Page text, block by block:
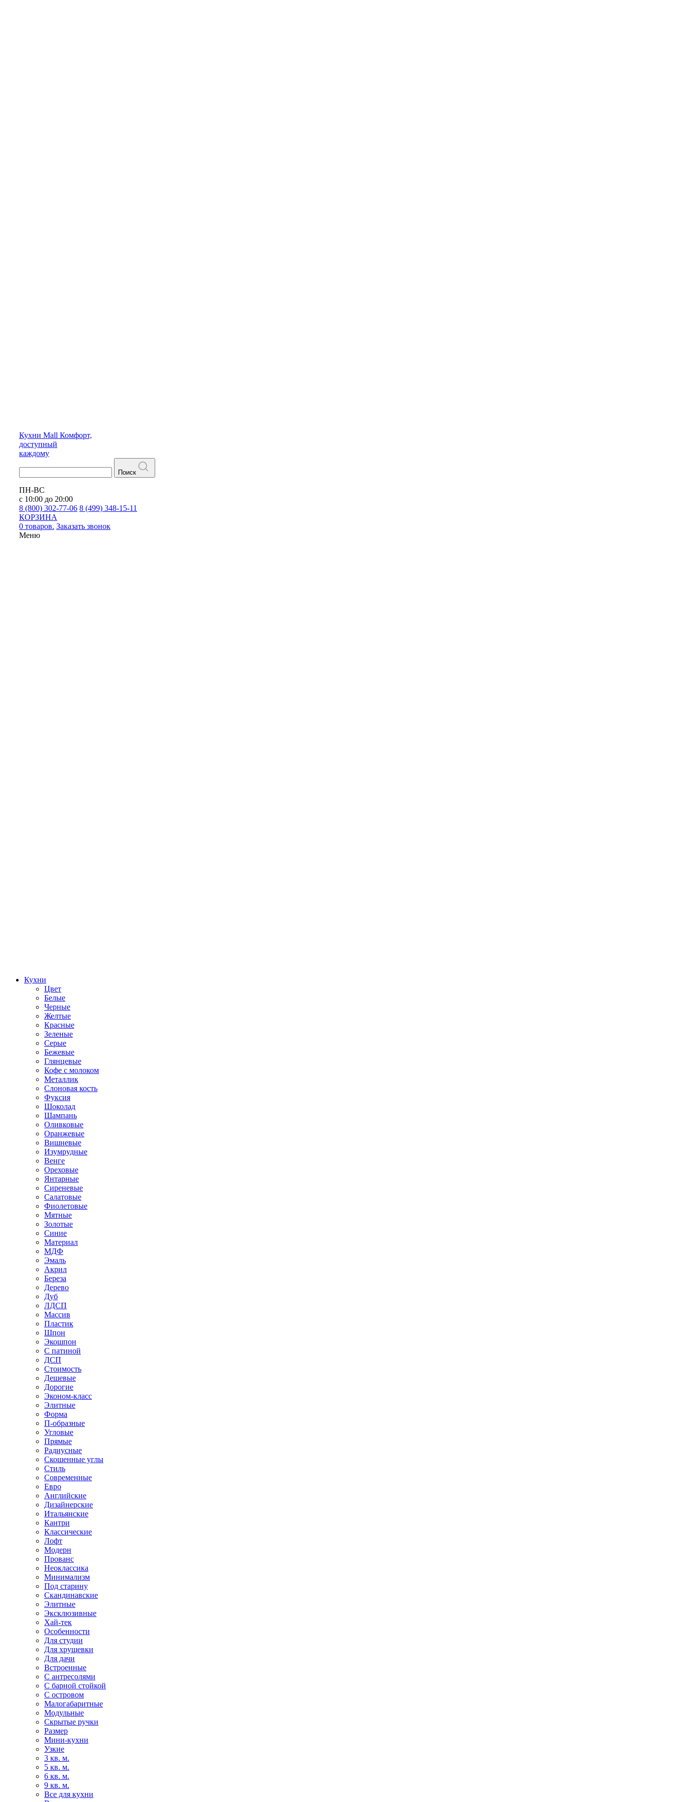
Кухни Mall Комфорт,
доступный
каждому
Поиск
ПН-ВС
с 10:00 до 20:00
8 (800) 302-77-06 8 (499) 348-15-11
КОРЗИНА
0 товаров. Заказать звонок
Меню
Кухни
Цвет
Белые
Черные
Желтые
Красные
Зеленые
Серые
Бежевые
Глянцевые
Кофе с молоком
Металлик
Слоновая кость
Фуксия
Шоколад
Шампань
Оливковые
Оранжевые
Вишневые
Изумрудные
Венге
Ореховые
Янтарные
Сиреневые
Салатовые
Фиолетовые
Мятные
Золотые
Синие
Материал
МДФ
Эмаль
Акрил
Береза
Дерево
Дуб
ЛДСП
Массив
Пластик
Шпон
Экошпон
С патиной
ДСП
Стоимость
Дешевые
Дорогие
Эконом-класс
Элитные
Форма
П-образные
Угловые
Прямые
Радиусные
Скошенные углы
Стиль
Современные
Евро
Английские
Дизайнерские
Итальянские
Кантри
Классические
Лофт
Модерн
Прованс
Неоклассика
Минимализм
Под старину
Скандинавские
Элитные
Эксклюзивные
Хай-тек
Особенности
Для студии
Для хрущевки
Для дачи
Встроенные
С антресолями
С барной стойкой
С островом
Малогабаритные
Модульные
Скрытые ручки
Размер
Мини-кухни
Узкие
3 кв. м.
5 кв. м.
6 кв. м.
9 кв. м.
Все для кухни